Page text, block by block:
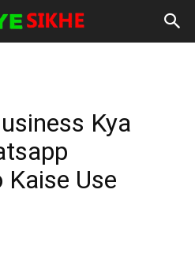
Kya
Kaise Use